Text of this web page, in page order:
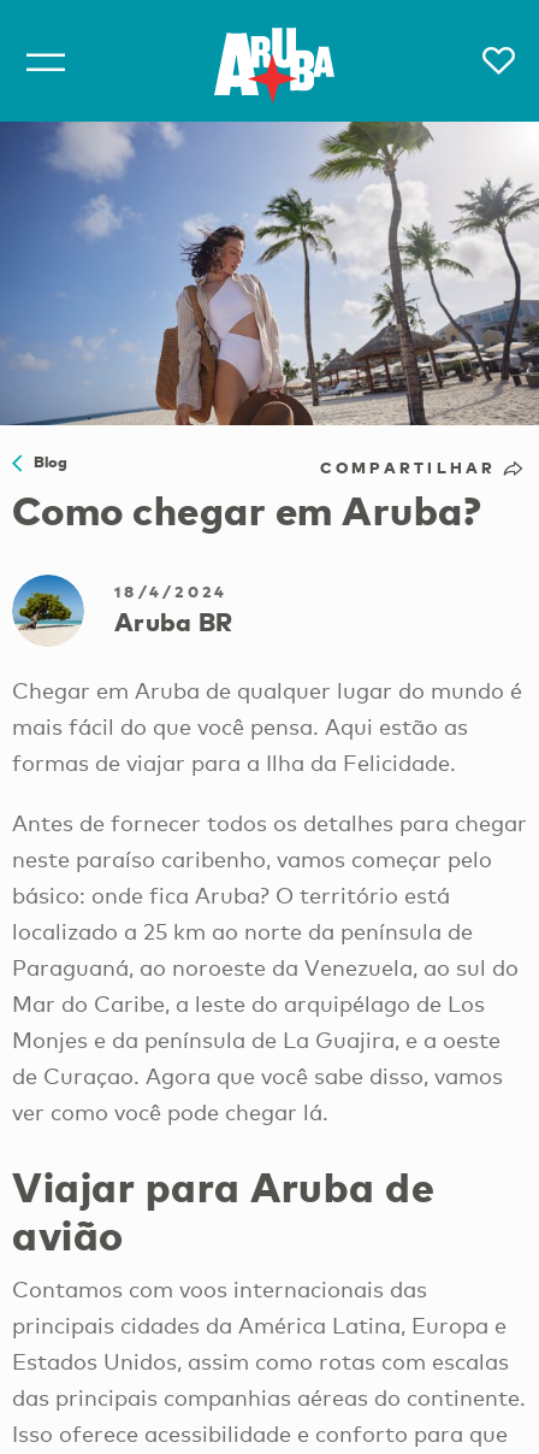
Blog COMPARTILHAR
Como chegar em Aruba?
18/4/2024
Aruba BR
Chegar em Aruba de qualquer lugar do mundo é
mais fácil do que você pensa. Aqui estão as
formas de viajar para a Ilha da Felicidade.
Antes de fornecer todos os detalhes para chegar
neste paraíso caribenho, vamos começar pelo
básico: onde fica Aruba? O território está
localizado a 25 km ao norte da península de
Paraguaná, ao noroeste da Venezuela, ao sul do
Mar do Caribe, a leste do arquipélago de Los
Monjes e da península de La Guajira, e a oeste
de Curaçao. Agora que você sabe disso, vamos
ver como você pode chegar lá.
Viajar para Aruba de
avião
Contamos com voos internacionais das
principais cidades da América Latina, Europa e
Estados Unidos, assim como rotas com escalas
das principais companhias aéreas do continente.
Isso oferece acessibilidade e conforto para que